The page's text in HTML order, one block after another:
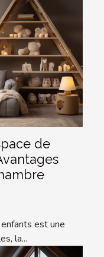
de
est une
la...